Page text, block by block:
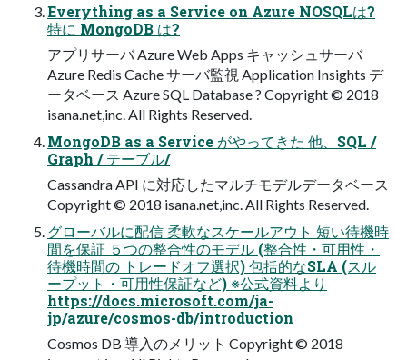
Everything as a Service on Azure NOSQLは?
特に MongoDB は?
アプリサーバ Azure Web Apps キャッシュサーバ
Azure Redis Cache サーバ監視 Application Insights デ
ータベース Azure SQL Database ? Copyright © 2018
isana.net,inc. All Rights Reserved.
MongoDB as a Service がやってきた 他、SQL /
Graph / テーブル/
Cassandra API に対応したマルチモデルデータベース
Copyright © 2018 isana.net,inc. All Rights Reserved.
グローバルに配信 柔軟なスケールアウト 短い待機時
間を保証 ５つの整合性のモデル (整合性・可⽤性・
待機時間の トレードオフ選択) 包括的なSLA (スル
ープット・可⽤性保証など) ※公式資料より
https://docs.microsoft.com/ja-
jp/azure/cosmos-db/introduction
Cosmos DB 導⼊のメリット Copyright © 2018